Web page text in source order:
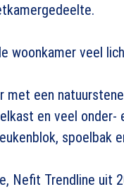
woonkamer veel
met een
en veel onder-
spoelbak
Nefit Trendline uit